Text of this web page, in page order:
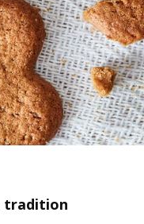
tradition